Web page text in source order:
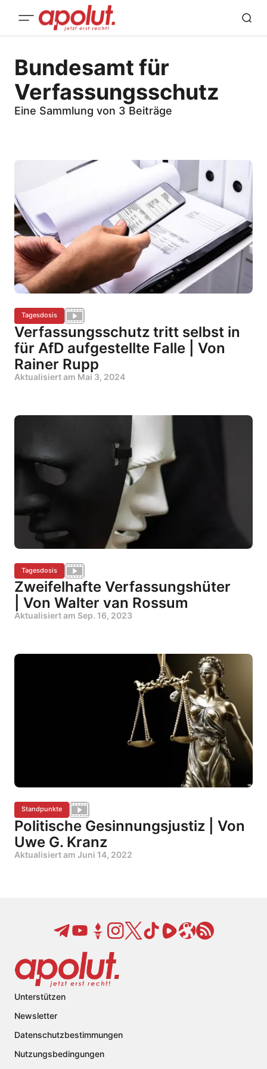
Bundesamt für
Verfassungsschutz
Eine Sammlung von 3 Beiträge
Tagesdosis
Verfassungsschutz tritt selbst in
für AfD aufgestellte Falle | Von
Rainer Rupp
Aktualisiert am Mai 3, 2024
Tagesdosis
Zweifelhafte Verfassungshüter
| Von Walter van Rossum
Aktualisiert am Sep. 16, 2023
Standpunkte
Politische Gesinnungsjustiz | Von
Uwe G. Kranz
Aktualisiert am Juni 14, 2022
Unterstützen
Newsletter
Datenschutzbestimmungen
Nutzungsbedingungen